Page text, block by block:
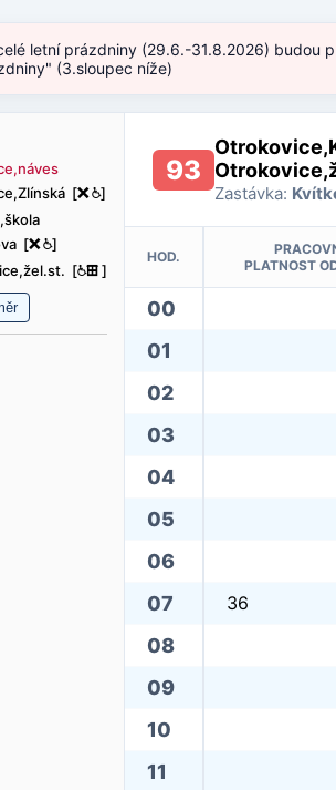
letní prázdniny (29.6.-31.8.2026) budou
(3.sloupec níže)
[ë@]
[ë@]
[@æ]
93
Zastávka:
HOD.
PLATNOST
00
01
02
03
04
05
06
07
36
08
09
10
11